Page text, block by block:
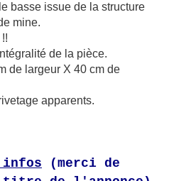
basse issue de la structure
mine.
de la pièce.
de largeur X 40 cm de
apparents.
infos (merci de